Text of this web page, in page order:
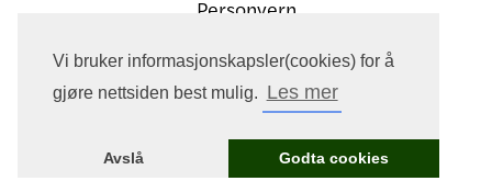
Vi bruker informasjonskapsler(cookies) for å
gjøre nettsiden best mulig. Les mer
Avslå Godta cookies
Personvern